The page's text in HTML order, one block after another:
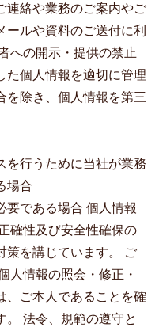
連絡や業務のご案内やご
ールや資料のご送付に利
への開示・提供の禁止
た個人情報を適切に管理
を除き、個人情報を第三
を行うために当社が業務
場合
要である場合 個人情報
確性及び安全性確保の
策を講じています。 ご
人情報の照会・修正・
、ご本人であることを確
。 法令、規範の遵守と